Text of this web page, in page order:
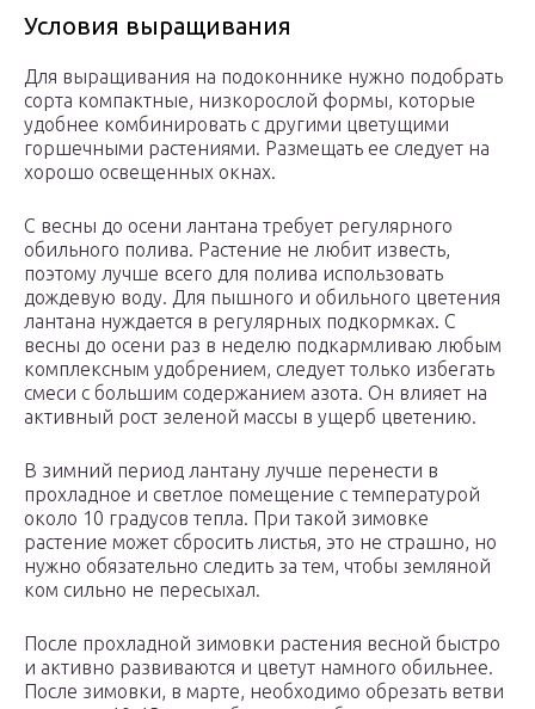
Условия выращивания
Для выращивания на подоконнике нужно подобрать
сорта компактные, низкорослой формы, которые
удобнее комбинировать с другими цветущими
горшечными растениями. Размещать ее следует на
хорошо освещенных окнах.
С весны до осени лантана требует регулярного
обильного полива. Растение не любит известь,
поэтому лучше всего для полива использовать
дождевую воду. Для пышного и обильного цветения
лантана нуждается в регулярных подкормках. С
весны до осени раз в неделю подкармливаю любым
комплексным удобрением, следует только избегать
смеси с большим содержанием азота. Он влияет на
активный рост зеленой массы в ущерб цветению.
В зимний период лантану лучше перенести в
прохладное и светлое помещение с температурой
около 10 градусов тепла. При такой зимовке
растение может сбросить листья, это не страшно, но
нужно обязательно следить за тем, чтобы земляной
ком сильно не пересыхал.
После прохладной зимовки растения весной быстро
и активно развиваются и цветут намного обильнее.
После зимовки, в марте, необходимо обрезать ветви